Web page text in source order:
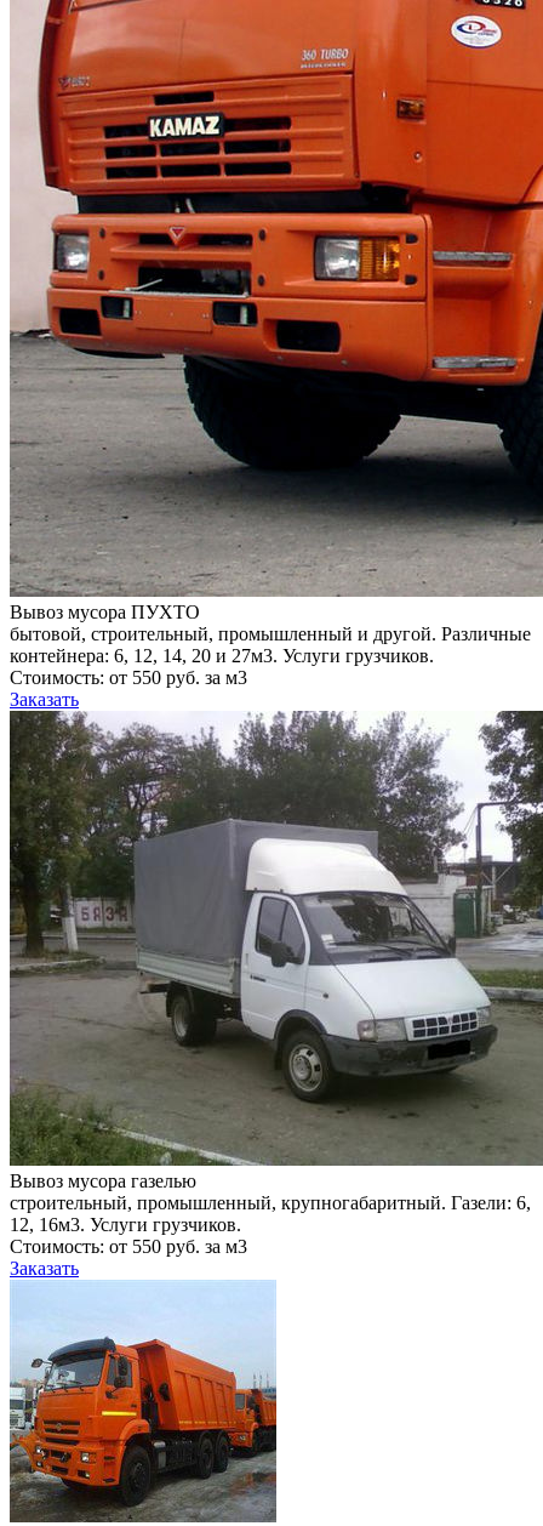
Вывоз мусора ПУХТО
бытовой, строительный, промышленный и другой. Различные
контейнера: 6, 12, 14, 20 и 27м3. Услуги грузчиков.
Стоимость: от 550 руб. за м3
Заказать
Вывоз мусора газелью
строительный, промышленный, крупногабаритный. Газели: 6,
12, 16м3. Услуги грузчиков.
Стоимость: от 550 руб. за м3
Заказать